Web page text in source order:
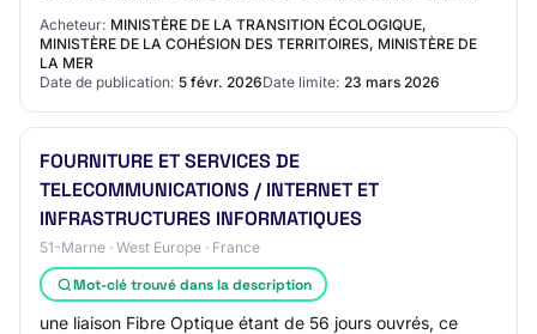
infrastructure nationale très…
Acheteur: MINISTÈRE DE LA TRANSITION ÉCOLOGIQUE,
MINISTÈRE DE LA COHÉSION DES TERRITOIRES, MINISTÈRE DE
LA MER
Date de publication: 5 févr. 2026Date limite: 23 mars 2026
FOURNITURE ET SERVICES DE
TELECOMMUNICATIONS / INTERNET ET
INFRASTRUCTURES INFORMATIQUES
51-Marne · West Europe · France
Mot-clé trouvé dans la description
une liaison Fibre Optique étant de 56 jours ouvrés, ce